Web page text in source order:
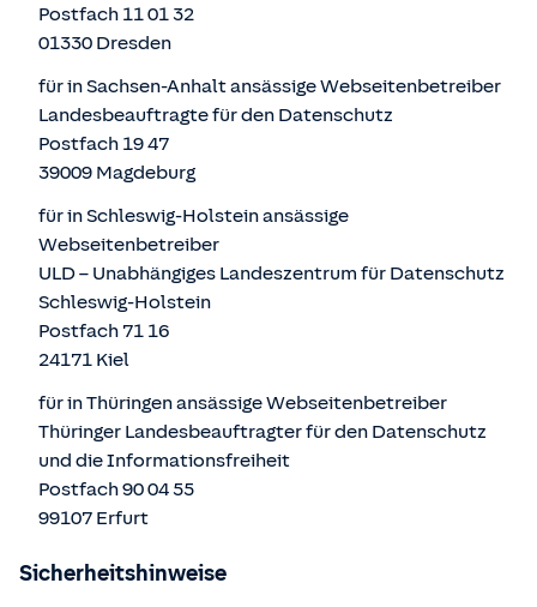
Postfach 11 01 32
01330 Dresden
für in Sachsen-Anhalt ansässige Webseitenbetreiber
Landesbeauftragte für den Datenschutz
Postfach 19 47
39009 Magdeburg
für in Schleswig-Holstein ansässige
Webseitenbetreiber
ULD – Unabhängiges Landeszentrum für Datenschutz
Schleswig-Holstein
Postfach 71 16
24171 Kiel
für in Thüringen ansässige Webseitenbetreiber
Thüringer Landesbeauftragter für den Datenschutz
und die Informationsfreiheit
Postfach 90 04 55
99107 Erfurt
Sicherheitshinweise